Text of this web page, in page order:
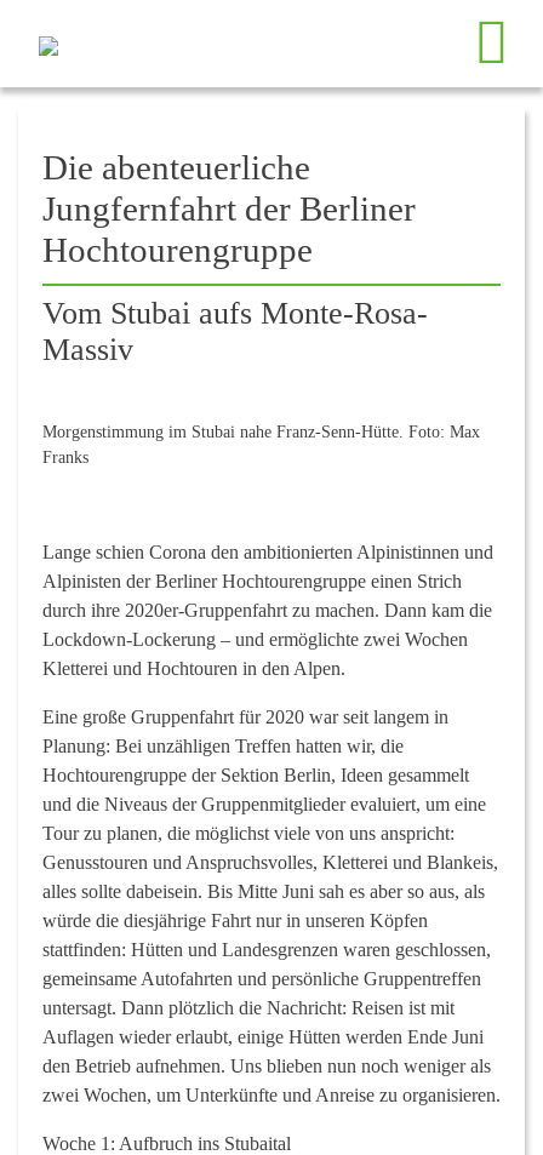
++++ Spiele, Punsch und Plätzchen, Spieleabend am Do, 11.
Die abenteuerliche
Jungfernfahrt der Berliner
Hochtourengruppe
Vom Stubai aufs Monte-Rosa-
Massiv
Morgenstimmung im Stubai nahe Franz-Senn-Hütte. Foto: Max
Franks
Lange schien Corona den ambitionierten Alpinistinnen und
Alpinisten der Berliner Hochtourengruppe einen Strich
durch ihre 2020er-Gruppenfahrt zu machen. Dann kam die
Lockdown-Lockerung – und ermöglichte zwei Wochen
Kletterei und Hochtouren in den Alpen.
Eine große Gruppenfahrt für 2020 war seit langem in
Planung: Bei unzähligen Treffen hatten wir, die
Hochtourengruppe der Sektion Berlin, Ideen gesammelt
und die Niveaus der Gruppenmitglieder evaluiert, um eine
Tour zu planen, die möglichst viele von uns anspricht:
Genusstouren und Anspruchsvolles, Kletterei und Blankeis,
alles sollte dabeisein. Bis Mitte Juni sah es aber so aus, als
würde die diesjährige Fahrt nur in unseren Köpfen
stattfinden: Hütten und Landesgrenzen waren geschlossen,
gemeinsame Autofahrten und persönliche Gruppentreffen
untersagt. Dann plötzlich die Nachricht: Reisen ist mit
Auflagen wieder erlaubt, einige Hütten werden Ende Juni
den Betrieb aufnehmen. Uns blieben nun noch weniger als
zwei Wochen, um Unterkünfte und Anreise zu organisieren.
Woche 1: Aufbruch ins Stubaital